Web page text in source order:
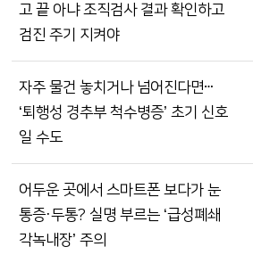
고 끝 아냐 조직검사 결과 확인하고
검진 주기 지켜야
자주 물건 놓치거나 넘어진다면ⵈ
‘퇴행성 경추부 척수병증’ 초기 신호
일 수도
어두운 곳에서 스마트폰 보다가 눈
통증·두통? 실명 부르는 ‘급성폐쇄
각녹내장’ 주의